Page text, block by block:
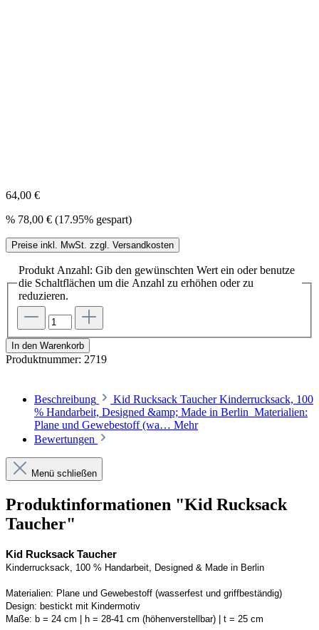
64,00 €
% 78,00 € (17.95% gespart)
Preise inkl. MwSt. zzgl. Versandkosten
Produkt Anzahl: Gib den gewünschten Wert ein oder benutze
die Schaltflächen um die Anzahl zu erhöhen oder zu
reduzieren.
In den Warenkorb
Produktnummer: 2719
Beschreibung
Kid Rucksack Taucher Kinderrucksack, 100
% Handarbeit, Designed &amp; Made in Berlin Materialien:
Plane und Gewebestoff (wa… Mehr
Bewertungen
Menü schließen
Produktinformationen "Kid Rucksack
Taucher"
Kid Rucksack Taucher
Kinderrucksack, 100 % Handarbeit, Designed & Made in Berlin
Materialien: Plane und Gewebestoff (wasserfest und griffbeständig)
Design: bestickt mit Kindermotiv
Maße: b = 24 cm | h = 28-41 cm (höhenverstellbar) | t = 25 cm